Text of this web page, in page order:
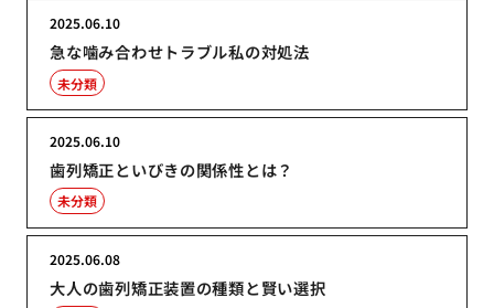
急な噛み合わせトラブル私の対処法
2025.06.10
未分類
歯列矯正といびきの関係性とは？
2025.06.10
未分類
大人の歯列矯正装置の種類と賢い選択
2025.06.08